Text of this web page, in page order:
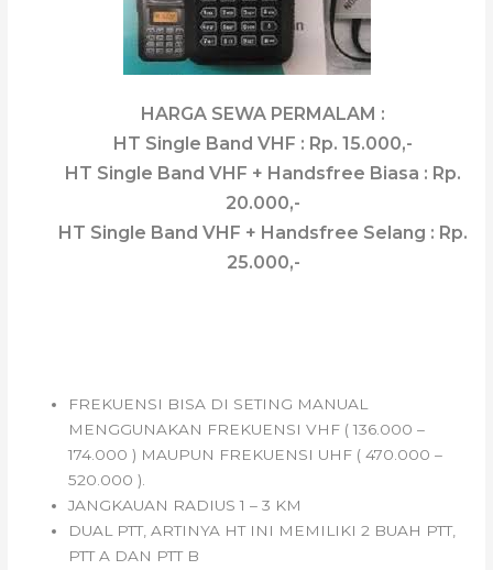
HARGA SEWA PERMALAM :
HT Single Band VHF : Rp. 15.000,-
HT Single Band VHF + Handsfree Biasa : Rp.
20.000,-
HT Single Band VHF + Handsfree Selang : Rp.
25.000,-
FREKUENSI BISA DI SETING MANUAL
MENGGUNAKAN FREKUENSI VHF ( 136.000 –
174.000 ) MAUPUN FREKUENSI UHF ( 470.000 –
520.000 ).
JANGKAUAN RADIUS 1 – 3 KM
DUAL PTT, ARTINYA HT INI MEMILIKI 2 BUAH PTT,
PTT A DAN PTT B